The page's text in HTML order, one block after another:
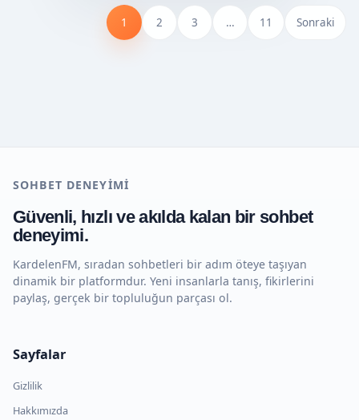
1 2 3 … 11 Sonraki
SOHBET DENEYIMI
Güvenli, hızlı ve akılda kalan bir sohbet
deneyimi.
KardelenFM, sıradan sohbetleri bir adım öteye taşıyan
dinamik bir platformdur. Yeni insanlarla tanış, fikirlerini
paylaş, gerçek bir topluluğun parçası ol.
Sayfalar
Gizlilik
Hakkımızda